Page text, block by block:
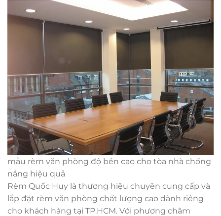
mẫu rèm văn phòng độ bền cao cho tòa nhà chống
nắng hiệu quả
Rèm Quốc Huy là thương hiệu chuyên cung cấp và
lắp đặt rèm văn phòng chất lượng cao dành riêng
cho khách hàng tại TP.HCM. Với phương châm